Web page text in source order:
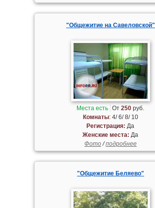
"Общежитие на Савеловской"
Места есть От250 руб.
Комнаты: 4/ 6/ 8/ 10
Регистрация: Да
Женские места: Да
Фото/подробнее
"Общежитие Беляево"